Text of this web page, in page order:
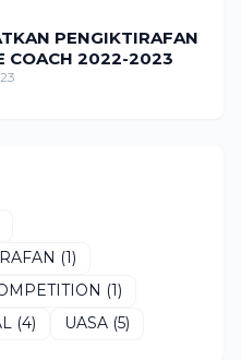
PENGIKTIRAFAN
COACH 2022-2023
(1)
(1)
(4) UASA (5)